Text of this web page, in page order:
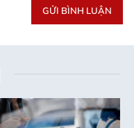
GỬI BÌNH LUẬN